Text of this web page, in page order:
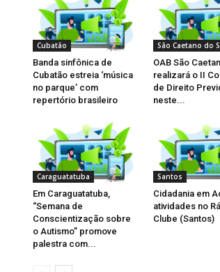
Cubatão
Banda sinfônica de
Cubatão estreia ‘música
no parque’ com
repertório brasileiro
São Caetano do
OAB São
realizará o II
de Direito
neste...
Caraguatatuba
Em Caraguatatuba,
“Semana de
Conscientização sobre
o Autismo” promove
palestra com...
Santos
Cidadania em
atividades no
Clube (Santos)